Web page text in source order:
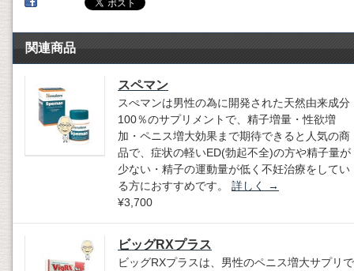
関連商品
スペマン
スぺマンは男性の為に開発された天然由来成分
100％のサプリメントで、精子増量・性欲増
加・ペニス増大効果まで期待できると人気の商
品で、症状の軽いED(勃起不全)の方や精子量が
少ない・精子の運動量が低く不妊治療をしてい
る方におすすめです。 詳しく
→
¥3,700
ビッグRXプラス
ビッグRXプラスは、男性のペニス増大サプリで